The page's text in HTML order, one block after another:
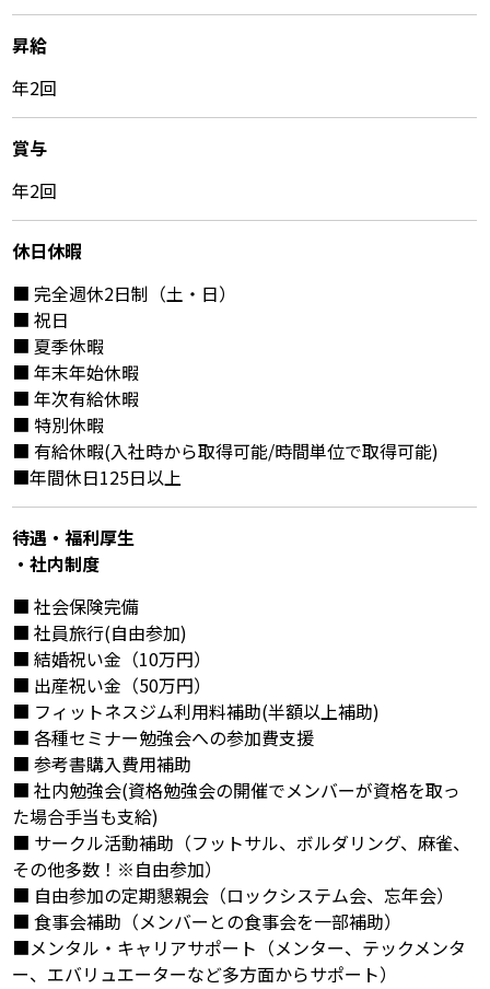
昇給
年2回
賞与
年2回
休⽇休暇
■ 完全週休2日制（土・日）
■ 祝日
■ 夏季休暇
■ 年末年始休暇
■ 年次有給休暇
■ 特別休暇
■ 有給休暇(入社時から取得可能/時間単位で取得可能)
■年間休日125日以上
待遇・福利厚⽣
・社内制度
■ 社会保険完備
■ 社員旅行(自由参加)
■ 結婚祝い金（10万円）
■ 出産祝い金（50万円）
■ フィットネスジム利用料補助(半額以上補助)
■ 各種セミナー勉強会への参加費支援
■ 参考書購入費用補助
■ 社内勉強会(資格勉強会の開催でメンバーが資格を取っ
た場合手当も支給)
■ サークル活動補助（フットサル、ボルダリング、麻雀、
その他多数！※自由参加）
■ 自由参加の定期懇親会（ロックシステム会、忘年会）
■ 食事会補助（メンバーとの食事会を一部補助）
■メンタル・キャリアサポート（メンター、テックメンタ
ー、エバリュエーターなど多方面からサポート）